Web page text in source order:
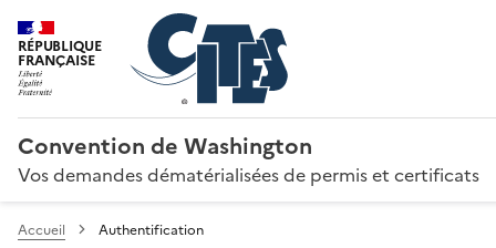
RÉPUBLIQUE
FRANÇAISE
Convention de Washington
Vos demandes dématérialisées de permis et certificats
Accueil Authentification